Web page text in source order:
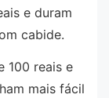
e duram
cabide.
100 reais e
mais fácil